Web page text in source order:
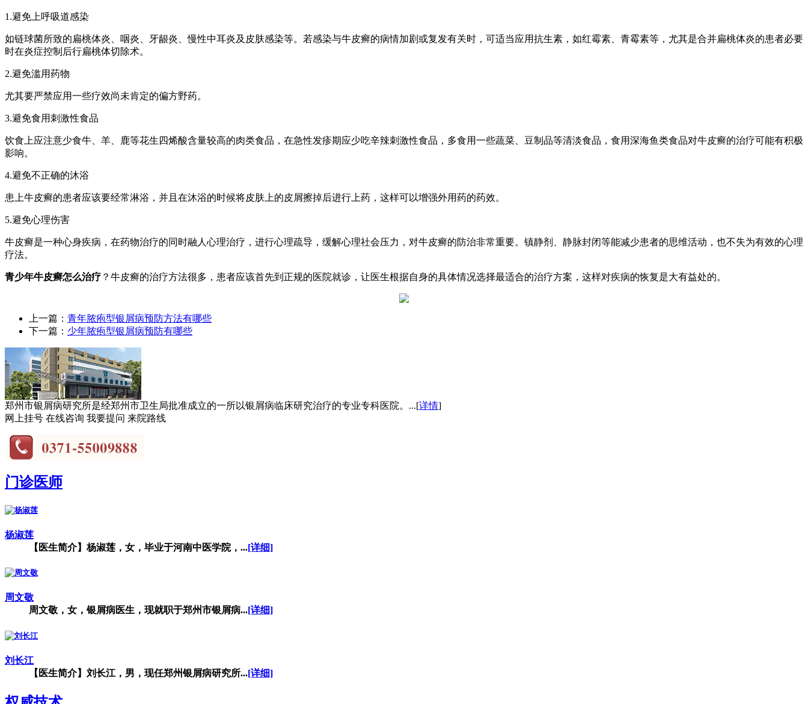
1.避免上呼吸道感染
如链球菌所致的扁桃体炎、咽炎、牙龈炎、慢性中耳炎及皮肤感染等。若感染与牛皮癣的病情加剧或复发有关时，可适当应用抗生素，如红霉素、青霉素等，尤其是合并扁桃体炎的患者必要
时在炎症控制后行扁桃体切除术。
2.避免滥用药物
尤其要严禁应用一些疗效尚未肯定的偏方野药。
3.避免食用刺激性食品
饮食上应注意少食牛、羊、鹿等花生四烯酸含量较高的肉类食品，在急性发疹期应少吃辛辣刺激性食品，多食用一些蔬菜、豆制品等清淡食品，食用深海鱼类食品对牛皮癣的治疗可能有积极
影响。
4.避免不正确的沐浴
患上牛皮癣的患者应该要经常淋浴，并且在沐浴的时候将皮肤上的皮屑擦掉后进行上药，这样可以增强外用药的药效。
5.避免心理伤害
牛皮癣是一种心身疾病，在药物治疗的同时融人心理治疗，进行心理疏导，缓解心理社会压力，对牛皮癣的防治非常重要。镇静剂、静脉封闭等能减少患者的思维活动，也不失为有效的心理
疗法。
青少年牛皮癣怎么治疗 ？牛皮癣的治疗方法很多，患者应该首先到正规的医院就诊，让医生根据自身的具体情况选择最适合的治疗方案，这样对疾病的恢复是大有益处的。
上一篇： 青年脓疱型银屑病预防方法有哪些
下一篇： 少年脓疱型银屑病预防有哪些
郑州市银屑病研究所是经郑州市卫生局批准成立的一所以银屑病临床研究治疗的专业专科医院。...[详情]
网上挂号 在线咨询 我要提问 来院路线
门诊医师
杨淑莲
【医生简介】杨淑莲，女，毕业于河南中医学院，...[详细]
周文敬
周文敬，女，银屑病医生，现就职于郑州市银屑病...[详细]
刘长江
【医生简介】刘长江，男，现任郑州银屑病研究所...[详细]